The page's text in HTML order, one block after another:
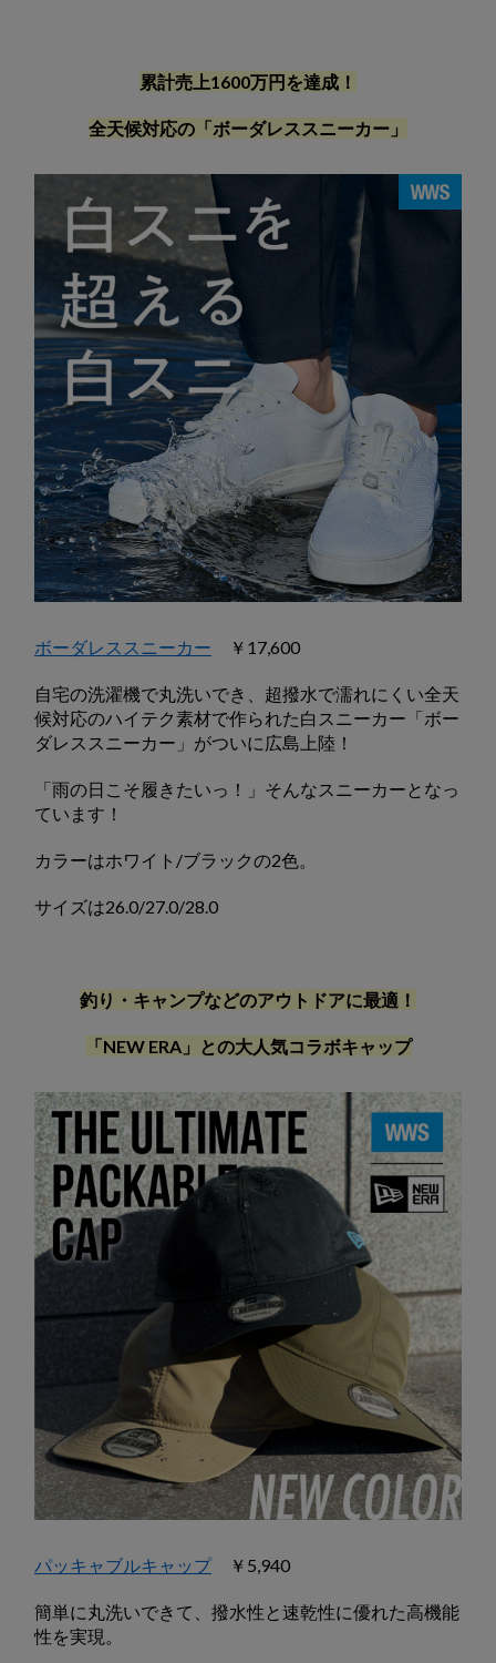
累計売上1600万円を達成！
全天候対応の「ボーダレススニーカー」
ボーダレススニーカー ￥17,600
自宅の洗濯機で丸洗いでき、超撥水で濡れにくい全天
候対応のハイテク素材で作られた白スニーカー「ボー
ダレススニーカー」がついに広島上陸！
「雨の日こそ履きたいっ！」そんなスニーカーとなっ
ています！
カラーはホワイト/ブラックの2色。
サイズは26.0/27.0/28.0
釣り・キャンプなどのアウトドアに最適！
「NEW ERA」との大人気コラボキャップ
パッキャブルキャップ￥5,940
簡単に丸洗いできて、撥水性と速乾性に優れた高機能
性を実現。